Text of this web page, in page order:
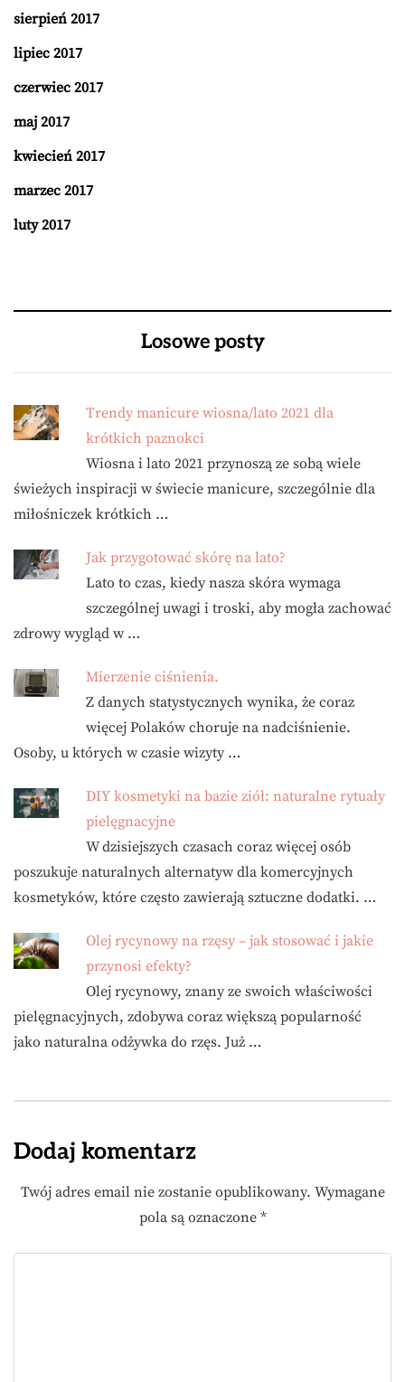
sierpień 2017
lipiec 2017
czerwiec 2017
maj 2017
kwiecień 2017
marzec 2017
luty 2017
Losowe posty
Trendy manicure wiosna/lato 2021 dla
krótkich paznokci
Wiosna i lato 2021 przynoszą ze sobą wiele
świeżych inspiracji w świecie manicure, szczególnie dla
miłośniczek krótkich …
Jak przygotować skórę na lato?
Lato to czas, kiedy nasza skóra wymaga
szczególnej uwagi i troski, aby mogła zachować
zdrowy wygląd w …
Mierzenie ciśnienia.
Z danych statystycznych wynika, że coraz
więcej Polaków choruje na nadciśnienie.
Osoby, u których w czasie wizyty …
DIY kosmetyki na bazie ziół: naturalne rytuały
pielęgnacyjne
W dzisiejszych czasach coraz więcej osób
poszukuje naturalnych alternatyw dla komercyjnych
kosmetyków, które często zawierają sztuczne dodatki. …
Olej rycynowy na rzęsy – jak stosować i jakie
przynosi efekty?
Olej rycynowy, znany ze swoich właściwości
pielęgnacyjnych, zdobywa coraz większą popularność
jako naturalna odżywka do rzęs. Już …
Dodaj komentarz
Twój adres email nie zostanie opublikowany. Wymagane
pola są oznaczone *